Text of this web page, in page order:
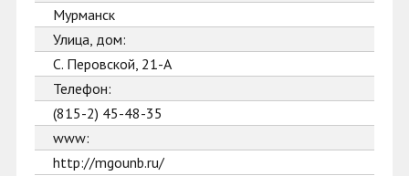
Мурманск
Улица, дом:
С. Перовской, 21-А
Телефон:
(815-2) 45-48-35
www:
http://mgounb.ru/